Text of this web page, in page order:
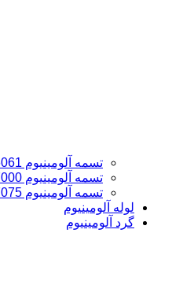
تسمه آلومینیوم 6061
تسمه آلومینیوم 7000
تسمه آلومینیوم 7075
لوله آلومینیوم
گرد آلومینیوم